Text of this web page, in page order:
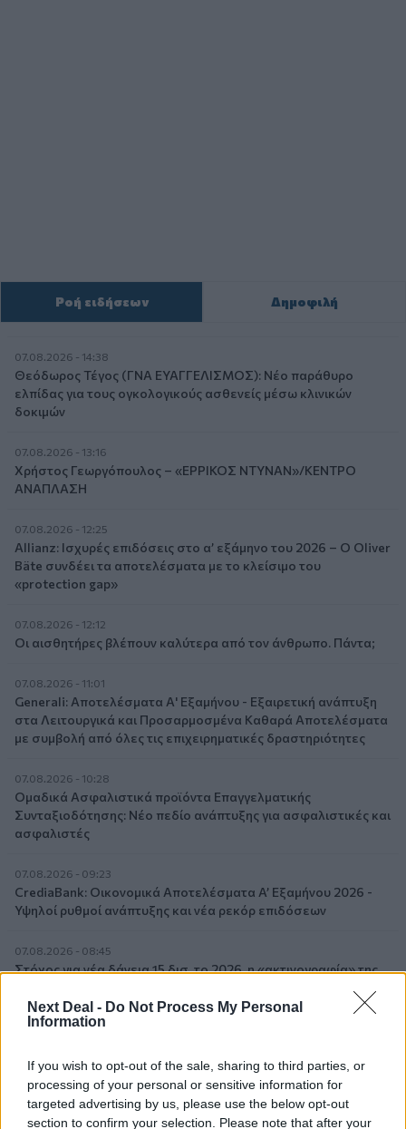
Next Deal - Do Not Process My Personal
Information
If you wish to opt-out of the sale, sharing to third parties, or
processing of your personal or sensitive information for
targeted advertising by us, please use the below opt-out
section to confirm your selection. Please note that after your
Ροή ειδήσεων Δημοφιλή
07.08.2026 - 14:38
Θεόδωρος Τέγος (ΓΝΑ ΕΥΑΓΓΕΛΙΣΜΟΣ): Νέο παράθυρο
ελπίδας για τους ογκολογικούς ασθενείς μέσω κλινικών
δοκιμών
07.08.2026 - 13:16
Χρήστος Γεωργόπουλος – «ΕΡΡΙΚΟΣ ΝΤΥΝΑΝ»/ΚΕΝΤΡΟ
ΑΝΑΠΛΑΣΗ
07.08.2026 - 12:25
Allianz: Ισχυρές επιδόσεις στο α’ εξάμηνο του 2026 – Ο Oliver
Bäte συνδέει τα αποτελέσματα με το κλείσιμο του
«protection gap»
07.08.2026 - 12:12
Οι αισθητήρες βλέπουν καλύτερα από τον άνθρωπο. Πάντα;
07.08.2026 - 11:01
Generali: Αποτελέσματα Α' Εξαμήνου - Εξαιρετική ανάπτυξη
στα Λειτουργικά και Προσαρμοσμένα Καθαρά Αποτελέσματα
με συμβολή από όλες τις επιχειρηματικές δραστηριότητες
07.08.2026 - 10:28
Ομαδικά Ασφαλιστικά προϊόντα Επαγγελματικής
Συνταξιοδότησης: Νέο πεδίο ανάπτυξης για ασφαλιστικές και
ασφαλιστές
07.08.2026 - 09:23
CrediaBank: Οικονομικά Αποτελέσματα A’ Εξαμήνου 2026 -
Υψηλοί ρυθμοί ανάπτυξης και νέα ρεκόρ επιδόσεων
07.08.2026 - 08:45
Στόχος για νέα δάνεια 15 δισ. το 2026, η «ακτινογραφία» της
Metlen, μεγαλώνει ταχύτατα η CrediaBank
10.000 φορές η διεθνής επιστημονική κοινότητα παρέπεμψε
στο έργο του – Ποιος είναι ο Έλληνας χειρουργός Χρήστος
Κοντοβουνήσιος